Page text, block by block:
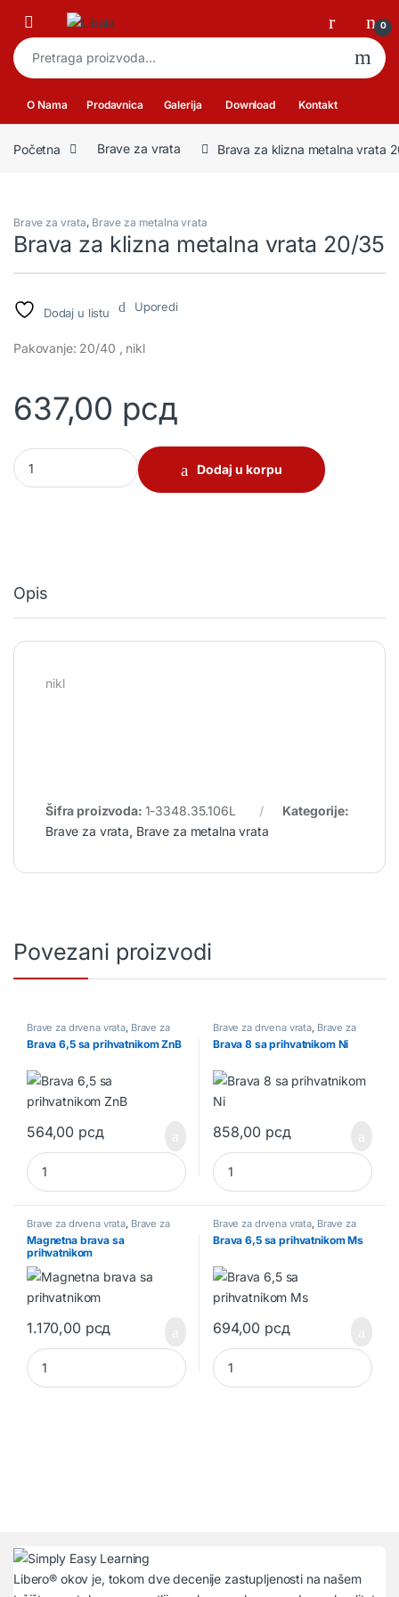
Skip to navigation
Skip to content
Open 0
Pretraga za:
O Nama Prodavnica Galerija Download Kontakt
Početna Brave za vrata Brava za klizna metalna vrata
Brave za vrata, Brave za metalna vrata
Brava za klizna metalna vrata 20/35
Dodaj u listu Uporedi
Pakovanje: 20/40 , nikl
637,00 рсд
Brava za klizna metalna vrata 20/35 quantity
Dodaj u korpu
Opis
nikl
Šifra proizvoda: 1-3348.35.106L
Kategorije:
Brave za vrata, Brave za metalna vrata
Povezani proizvodi
Brave za drvena vrata, Brave za
vrata
Brava 6,5 sa prihvatnikom ZnB
564,00 рсд
Brava 6,5 sa prihvatnikom ZnB quantity
Brave za drvena vrata, Brave za
vrata
Brava 8 sa prihvatnikom Ni
858,00 рсд
Brava 8 sa prihvatnikom Ni
Brave za drvena vrata, Brave za
Magnetna brava sa
prihvatnikom
1.170,00 рсд
Magnetna brava sa prihvatnikom quantity
Brave za drvena vrata, Brave za
Brava 6,5 sa prihvatnikom Ms
694,00 рсд
Brava 6,5 sa prihvatnikom Ms
Libero® okov je, tokom dve decenije zastupljenosti na našem